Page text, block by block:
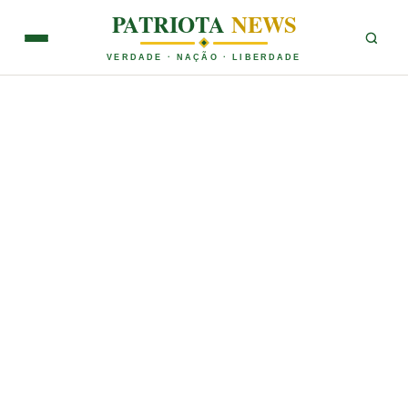
PATRIOTANEWS
VERDADE · NAÇÃO · LIBERDADE